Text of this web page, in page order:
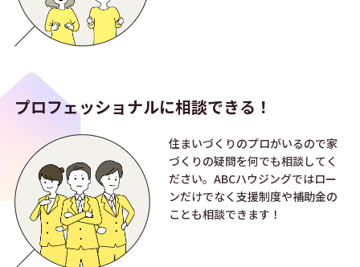
プロフェッショナルに相談できる！
住まいづくりのプロがいるので家
づくりの疑問を何でも相談してく
ださい。ABCハウジングではロー
ンだけでなく支援制度や補助金の
ことも相談できます！